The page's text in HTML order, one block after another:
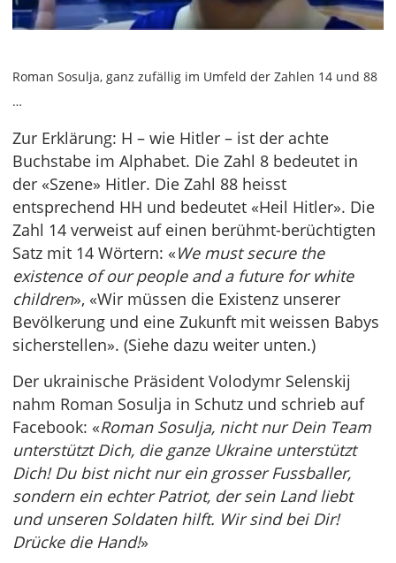
Roman Sosulja, ganz zufällig im Umfeld der Zahlen 14 und 88
…
Zur Erklärung: H – wie Hitler – ist der achte
Buchstabe im Alphabet. Die Zahl 8 bedeutet in
der «Szene» Hitler. Die Zahl 88 heisst
entsprechend HH und bedeutet «Heil Hitler». Die
Zahl 14 verweist auf einen berühmt-berüchtigten
Satz mit 14 Wörtern: «We must secure the
existence of our people and a future for white
children», «Wir müssen die Existenz unserer
Bevölkerung und eine Zukunft mit weissen Babys
sicherstellen». (Siehe dazu weiter unten.)
Der ukrainische Präsident Volodymr Selenskij
nahm Roman Sosulja in Schutz und schrieb auf
Facebook: «Roman Sosulja, nicht nur Dein Team
unterstützt Dich, die ganze Ukraine unterstützt
Dich! Du bist nicht nur ein grosser Fussballer,
sondern ein echter Patriot, der sein Land liebt
und unseren Soldaten hilft. Wir sind bei Dir!
Drücke die Hand!»